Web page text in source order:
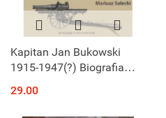
Kapitan Jan Bukowski
1915-1947(?) Biografia
historią XX wieku w tle
29.00